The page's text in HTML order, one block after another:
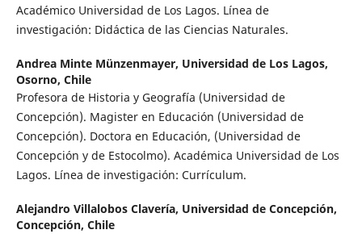
Académico Universidad de Los Lagos. Línea de
investigación: Didáctica de las Ciencias Naturales.
Andrea Minte Münzenmayer, Universidad de Los Lagos,
Osorno, Chile
Profesora de Historia y Geografía (Universidad de
Concepción). Magister en Educación (Universidad de
Concepción). Doctora en Educación, (Universidad de
Concepción y de Estocolmo). Académica Universidad de Los
Lagos. Línea de investigación: Currículum.
Alejandro Villalobos Clavería, Universidad de Concepción,
Concepción, Chile